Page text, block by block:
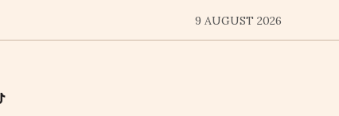
9 AUGUST 2026